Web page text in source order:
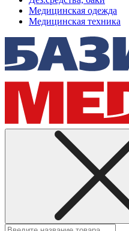
Медицинская одежда
Медицинская техника